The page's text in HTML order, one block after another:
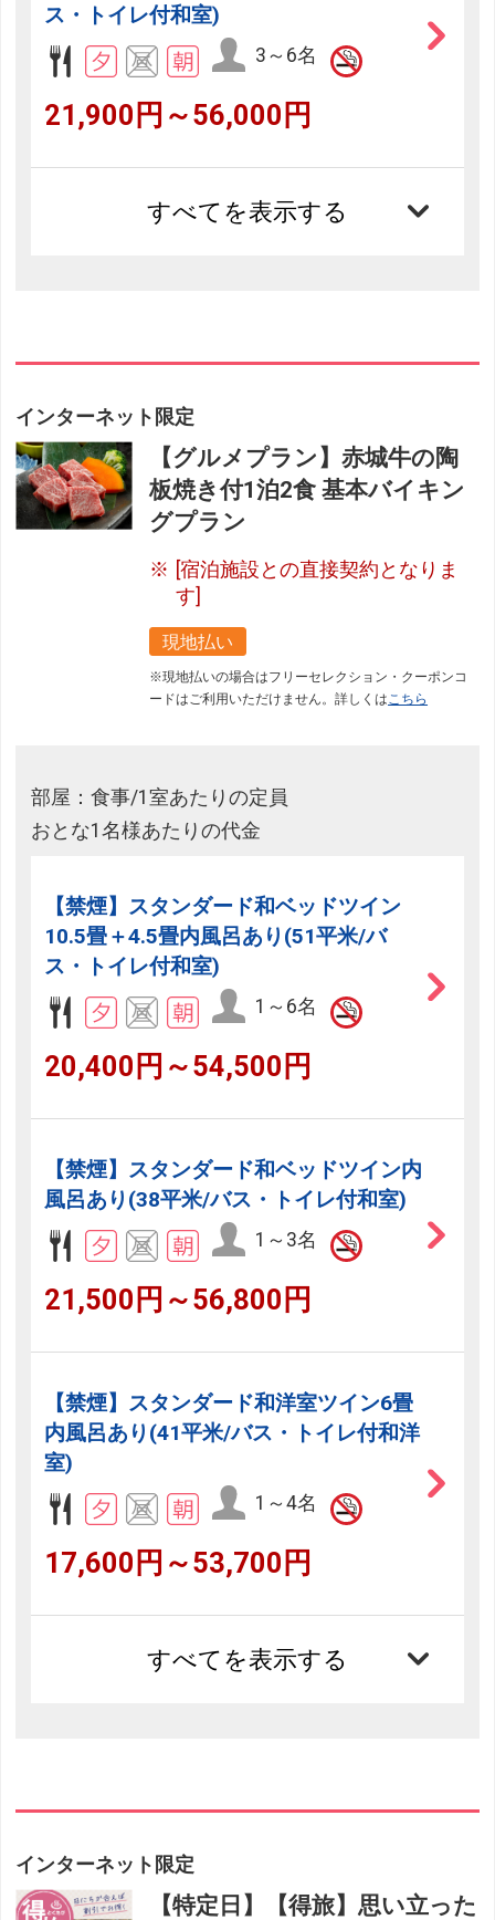
ス・トイレ付和室)
3～6名
21,900円～56,000円
すべてを表示する
インターネット限定
【グルメプラン】赤城牛の陶
板焼き付1泊2食 基本バイキン
グプラン
[宿泊施設との直接契約となりま
す]
現地払い
※現地払いの場合はフリーセレクション・クーポンコ
ードはご利用いただけません。詳しくは こちら
部屋：食事/1室あたりの定員
おとな1名様あたりの代金
【禁煙】スタンダード和ベッドツイン
10.5畳＋4.5畳内風呂あり(51平米/バ
ス・トイレ付和室)
1～6名
20,400円～54,500円
【禁煙】スタンダード和ベッドツイン内
風呂あり(38平米/バス・トイレ付和室)
1～3名
21,500円～56,800円
【禁煙】スタンダード和洋室ツイン6畳
内風呂あり(41平米/バス・トイレ付和洋
室)
1～4名
17,600円～53,700円
すべてを表示する
インターネット限定
【特定日】【得旅】思い立った
JR回数券類、ギフト券、外国通貨、直接契約型宿泊プラン、土
産品、旅行積立商品、当社が指定した商品が利用できません。